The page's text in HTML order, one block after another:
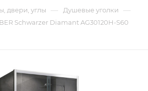
двери, углы — Душевые уголки —
Schwarzer Diamant AG30120H-S60